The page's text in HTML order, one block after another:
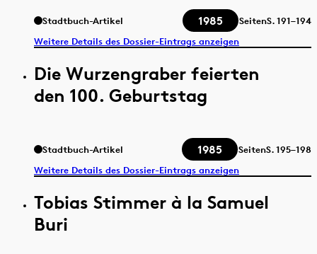
Stadtbuch-Artikel 1985 SeitenS.191–194
Weitere Details des Dossier-Eintrags anzeigen
Die Wurzengraber feierten
den 100. Geburtstag
Stadtbuch-Artikel 1985 SeitenS.195–198
Weitere Details des Dossier-Eintrags anzeigen
Tobias Stimmer à la Samuel
Buri